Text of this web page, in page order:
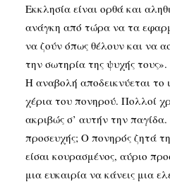
Εκκλησία είναι ορθά και
ανάγκη από τώρα να τα
να ζούν όπως θέλουν και να
την σωτηρία της ψυχής τους».
Η αναβολή αποδεικνύεται το
χέρια του πονηρού. Πολλοί
ακριβώς σ’ αυτήν την
προσευχής; Ο πονηρός ζητά
είσαι κουρασμένος, αύριο
μια ευκαιρία να κάνεις μια